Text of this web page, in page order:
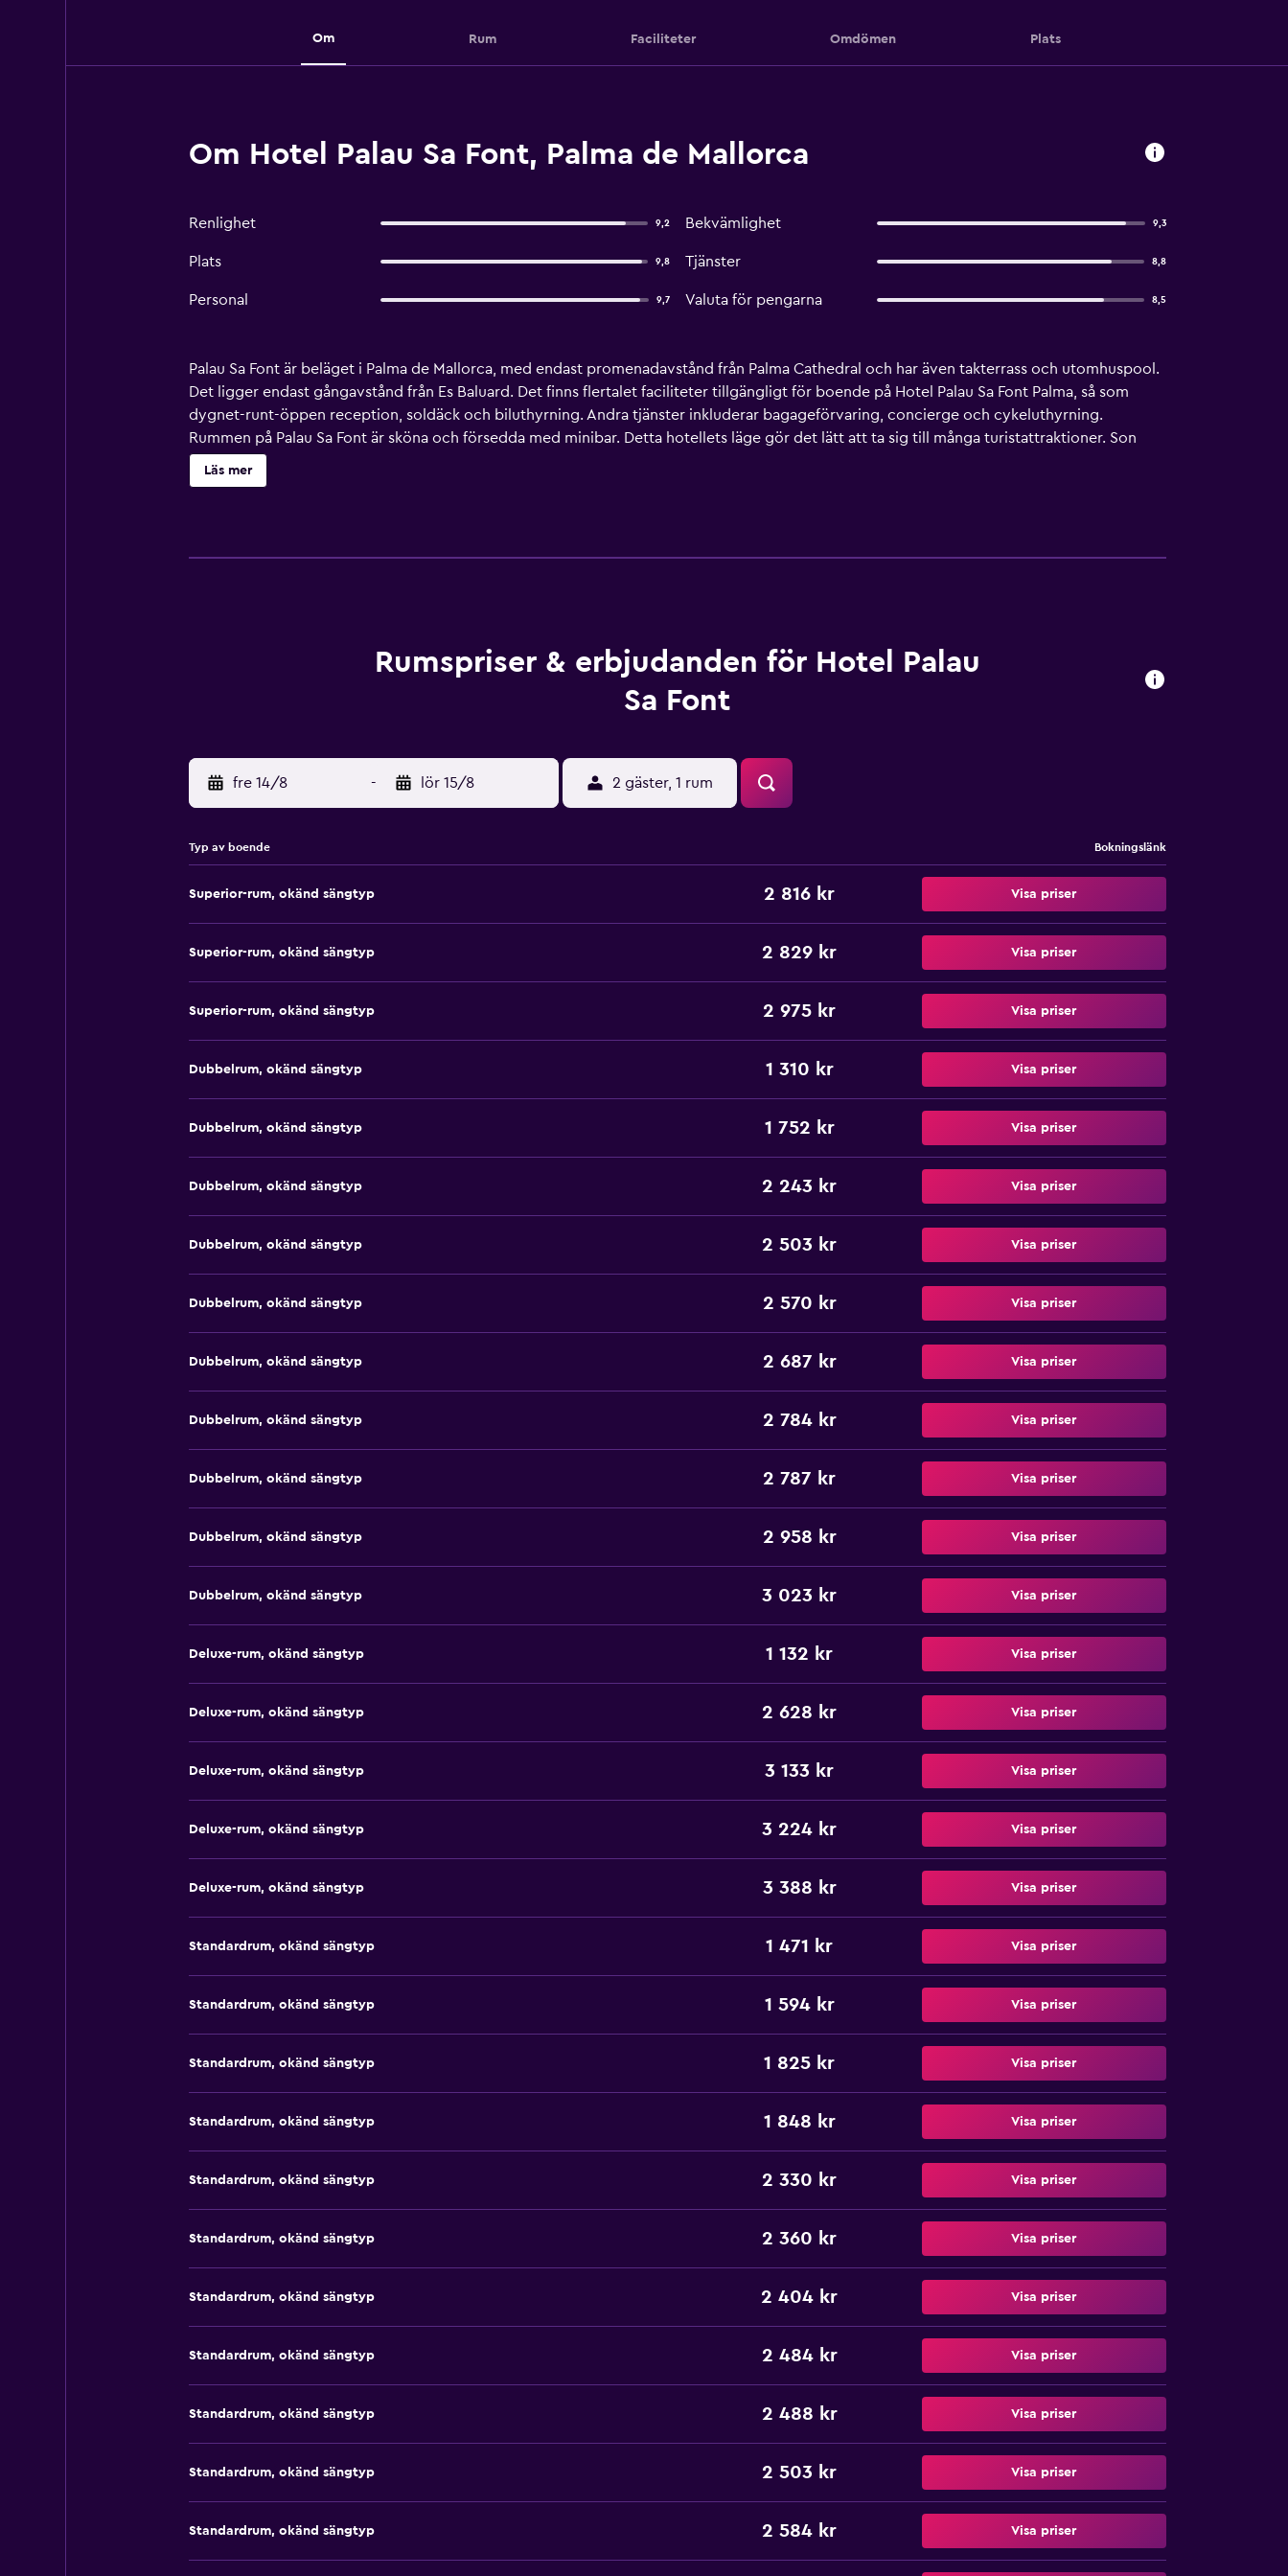
Om Rum Faciliteter Omdömen Plats
Om Hotel Palau Sa Font, Palma de Mallorca
Renlighet 9,2 Bekvämlighet 9,3
Plats 9,8 Tjänster 8,8
Personal 9,7 Valuta för pengarna 8,5
Palau Sa Font är beläget i Palma de Mallorca, med endast promenadavstånd från Palma Cathedral och har även takterrass och utomhuspool.
Det ligger endast gångavstånd från Es Baluard. Det finns flertalet faciliteter tillgängligt för boende på Hotel Palau Sa Font Palma, så som
dygnet-runt-öppen reception, soldäck och biluthyrning. Andra tjänster inkluderar bagageförvaring, concierge och cykeluthyrning.
Rummen på Palau Sa Font är sköna och försedda med minibar. Detta hotellets läge gör det lätt att ta sig till många turistattraktioner. Son
Costa Son Fortesa Railway Station och Jacint Verdaguer Station ligger inom en halvtimme till fots.
Läs mer
Rumspriser & erbjudanden för Hotel Palau
Sa Font
fre 14/8 - lör 15/8 2 gäster, 1 rum
Typ av boende Bokningslänk
Superior-rum, okänd sängtyp 2 816 kr Visa priser
Superior-rum, okänd sängtyp 2 829 kr Visa priser
Superior-rum, okänd sängtyp 2 975 kr Visa priser
Dubbelrum, okänd sängtyp 1 310 kr Visa priser
Dubbelrum, okänd sängtyp 1 752 kr Visa priser
Dubbelrum, okänd sängtyp 2 243 kr Visa priser
Dubbelrum, okänd sängtyp 2 503 kr Visa priser
Dubbelrum, okänd sängtyp 2 570 kr Visa priser
Dubbelrum, okänd sängtyp 2 687 kr Visa priser
Dubbelrum, okänd sängtyp 2 784 kr Visa priser
Dubbelrum, okänd sängtyp 2 787 kr Visa priser
Dubbelrum, okänd sängtyp 2 958 kr Visa priser
Dubbelrum, okänd sängtyp 3 023 kr Visa priser
Deluxe-rum, okänd sängtyp 1 132 kr Visa priser
Deluxe-rum, okänd sängtyp 2 628 kr Visa priser
Deluxe-rum, okänd sängtyp 3 133 kr Visa priser
Deluxe-rum, okänd sängtyp 3 224 kr Visa priser
Deluxe-rum, okänd sängtyp 3 388 kr Visa priser
Standardrum, okänd sängtyp 1 471 kr Visa priser
Standardrum, okänd sängtyp 1 594 kr Visa priser
Standardrum, okänd sängtyp 1 825 kr Visa priser
Standardrum, okänd sängtyp 1 848 kr Visa priser
Standardrum, okänd sängtyp 2 330 kr Visa priser
Standardrum, okänd sängtyp 2 360 kr Visa priser
Standardrum, okänd sängtyp 2 404 kr Visa priser
Standardrum, okänd sängtyp 2 484 kr Visa priser
Standardrum, okänd sängtyp 2 488 kr Visa priser
Standardrum, okänd sängtyp 2 503 kr Visa priser
Standardrum, okänd sängtyp 2 584 kr Visa priser